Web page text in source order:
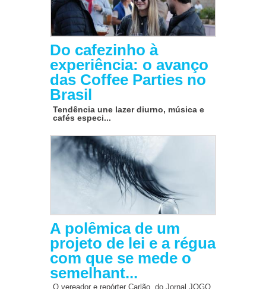
Do cafezinho à
experiência: o avanço
das Coffee Parties no
Brasil
Tendência une lazer diurno, música e
cafés especi...
A polêmica de um
projeto de lei e a régua
com que se mede o
semelhant...
O vereador e repórter Carlão, do Jornal JOGO